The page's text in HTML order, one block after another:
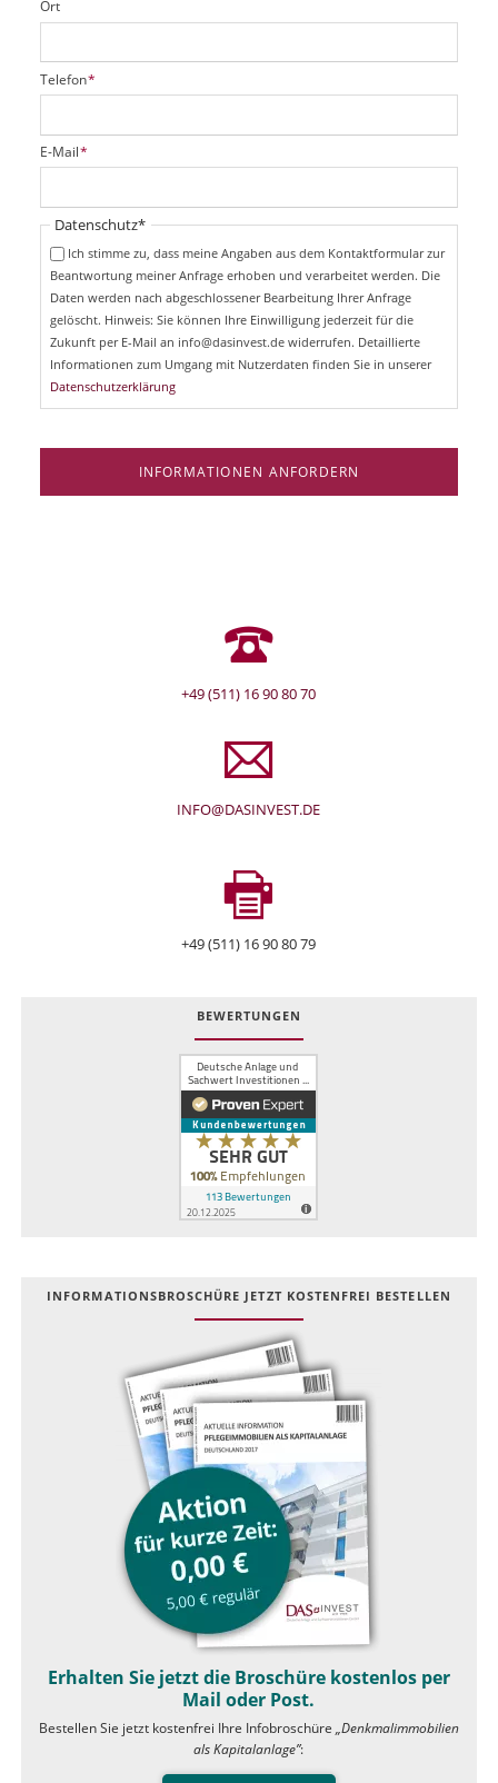
Ort
P
f
i
c
t
f
Telefon*
P
f
i
E-Mail*
Pflichtfeld
Datenschutz*
Ich stimme zu, dass meine Angaben aus dem Kontaktformular zur
Beantwortung meiner Anfrage erhoben und verarbeitet werden. Die
Daten werden nach abgeschlossener Bearbeitung Ihrer Anfrage
gelöscht. Hinweis: Sie können Ihre Einwilligung jederzeit für die
Zukunft per E-Mail an info@dasinvest.de widerrufen. Detaillierte
Informationen zum Umgang mit Nutzerdaten finden Sie in unserer
Datenschutzerklärung
INFORMATIONEN ANFORDERN
+49 (511) 16 90 80 70
INFO@DASINVEST.DE
+49 (511) 16 90 80 79
BEWERTUNGEN
INFOR­MATIONS­BROSCHÜRE JETZT KOSTEN­FREI BESTELLEN
Erhalten Sie jetzt die Broschüre kostenlos per
Mail oder Post.
Bestellen Sie jetzt kostenfrei Ihre Infobroschüre „Denkmalimmobilien
als Kapitalanlage”: